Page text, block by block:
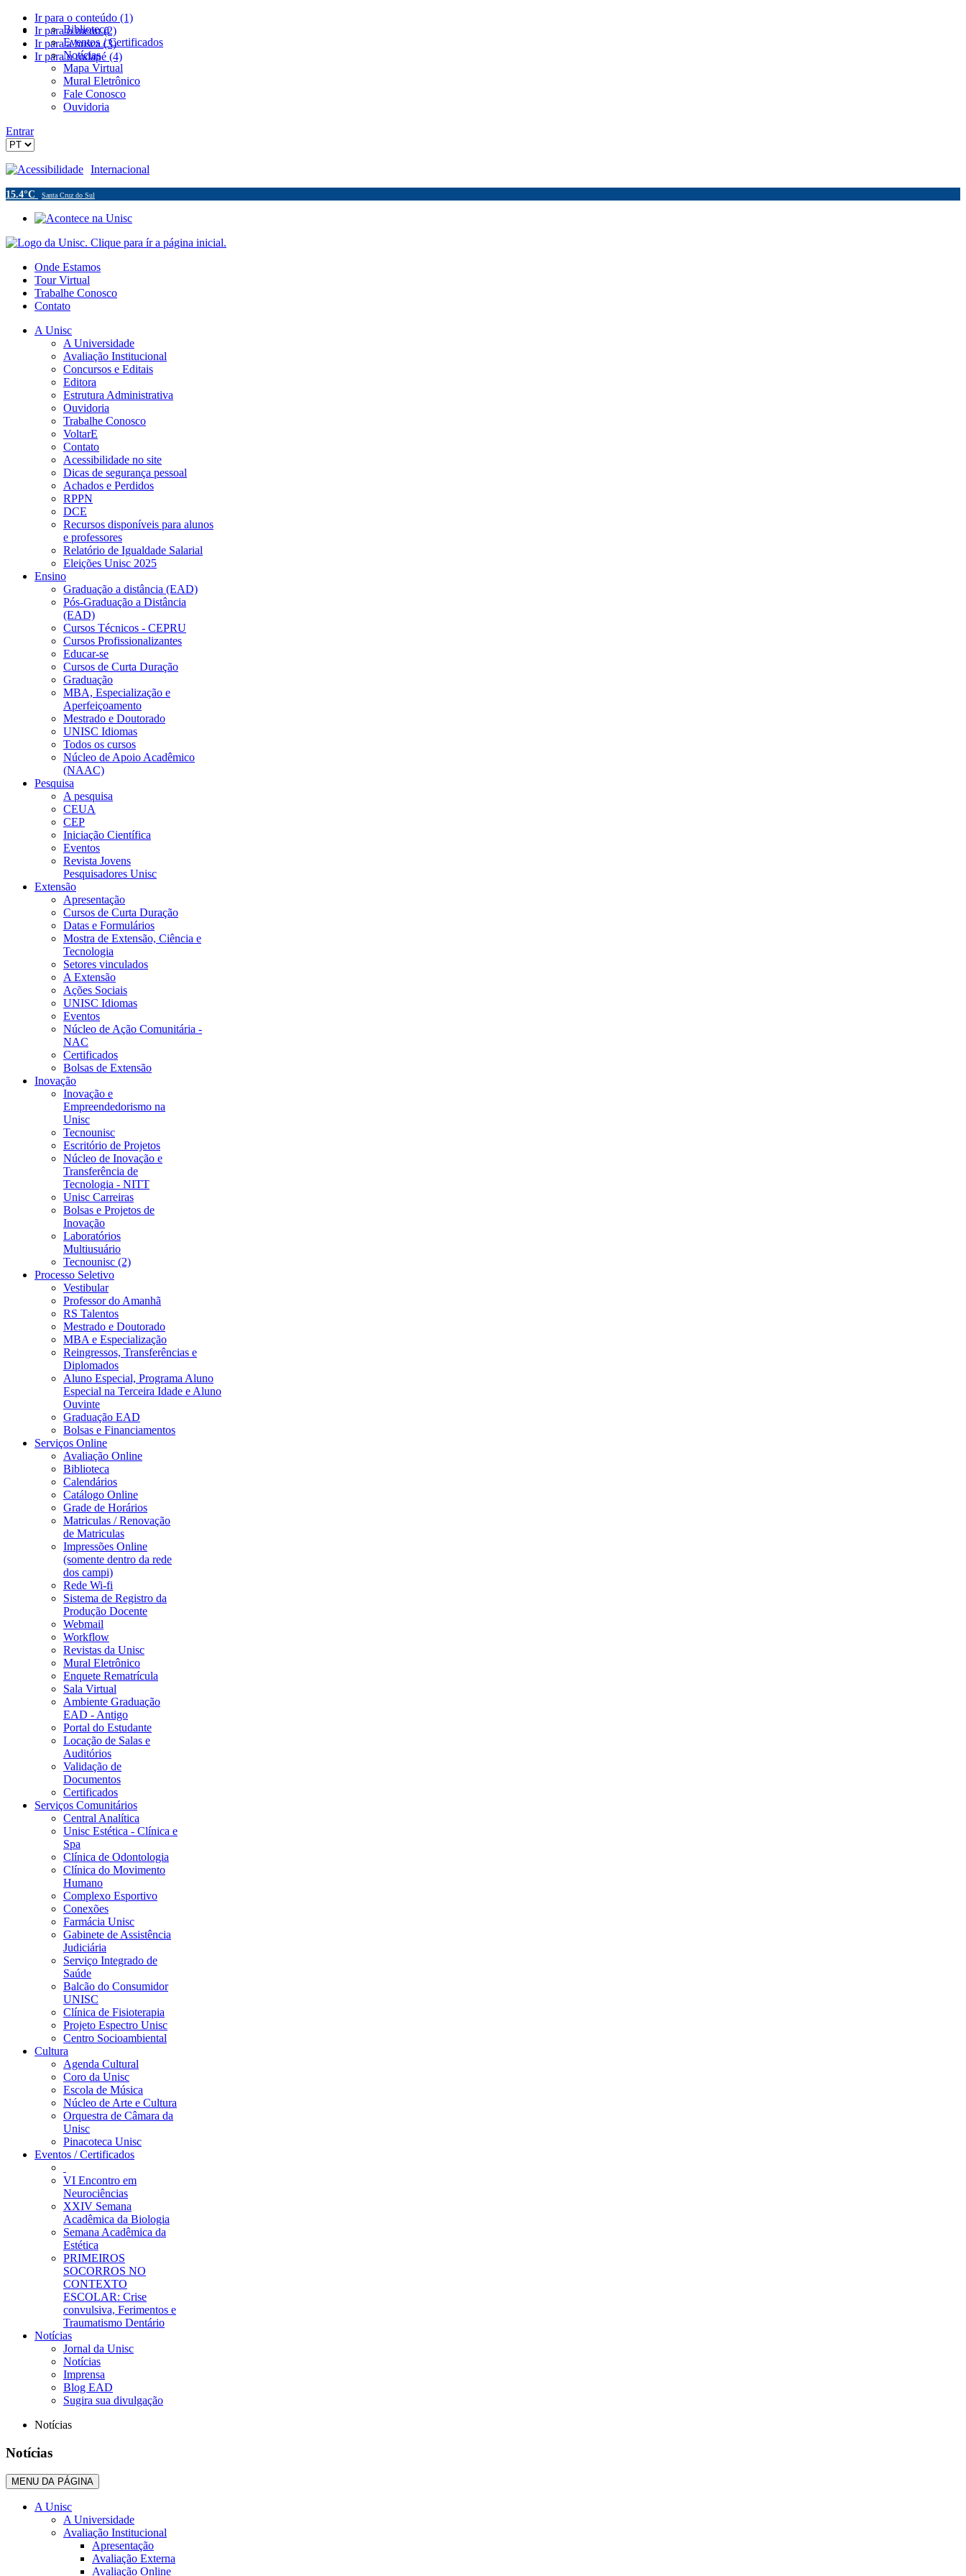
Ir para o conteúdo (1)
Ir para o menu (2)
Ir para a busca (3)
Ir para o rodapé (4)
Biblioteca
Eventos / Certificados
Notícias
Mapa Virtual
Mural Eletrônico
Fale Conosco
Ouvidoria
Entrar
Acessibilidade Internacional
15.4°C Santa Cruz do Sul
Onde Estamos
Tour Virtual
Trabalhe Conosco
Contato
A Unisc
A Universidade
Avaliação Institucional
Concursos e Editais
Editora
Estrutura Administrativa
Ouvidoria
Trabalhe Conosco
VoltarE
Contato
Acessibilidade no site
Dicas de segurança pessoal
Achados e Perdidos
RPPN
DCE
Recursos disponíveis para alunos
e professores
Relatório de Igualdade Salarial
Eleições Unisc 2025
Ensino
Graduação a distância (EAD)
Pós-Graduação a Distância
(EAD)
Cursos Técnicos - CEPRU
Cursos Profissionalizantes
Educar-se
Cursos de Curta Duração
Graduação
MBA, Especialização e
Aperfeiçoamento
Mestrado e Doutorado
UNISC Idiomas
Todos os cursos
Núcleo de Apoio Acadêmico
(NAAC)
Pesquisa
A pesquisa
CEUA
CEP
Iniciação Científica
Eventos
Revista Jovens
Pesquisadores Unisc
Extensão
Apresentação
Cursos de Curta Duração
Datas e Formulários
Mostra de Extensão, Ciência e
Tecnologia
Setores vinculados
A Extensão
Ações Sociais
UNISC Idiomas
Eventos
Núcleo de Ação Comunitária -
NAC
Certificados
Bolsas de Extensão
Inovação
Inovação e
Empreendedorismo na
Unisc
Tecnounisc
Escritório de Projetos
Núcleo de Inovação e
Transferência de
Tecnologia - NITT
Unisc Carreiras
Bolsas e Projetos de
Inovação
Laboratórios
Multiusuário
Tecnounisc (2)
Processo Seletivo
Vestibular
Professor do Amanhã
RS Talentos
Mestrado e Doutorado
MBA e Especialização
Reingressos, Transferências e
Diplomados
Aluno Especial, Programa Aluno
Especial na Terceira Idade e Aluno
Ouvinte
Graduação EAD
Bolsas e Financiamentos
Serviços Online
Avaliação Online
Biblioteca
Calendários
Catálogo Online
Grade de Horários
Matriculas / Renovação
de Matriculas
Impressões Online
(somente dentro da rede
dos campi)
Rede Wi-fi
Sistema de Registro da
Produção Docente
Webmail
Workflow
Revistas da Unisc
Mural Eletrônico
Enquete Rematrícula
Sala Virtual
Ambiente Graduação
EAD - Antigo
Portal do Estudante
Locação de Salas e
Auditórios
Validação de
Documentos
Certificados
Serviços Comunitários
Central Analítica
Unisc Estética - Clínica e
Spa
Clínica de Odontologia
Clínica do Movimento
Humano
Complexo Esportivo
Conexões
Farmácia Unisc
Gabinete de Assistência
Judiciária
Serviço Integrado de
Saúde
Balcão do Consumidor
UNISC
Clínica de Fisioterapia
Projeto Espectro Unisc
Centro Socioambiental
Cultura
Agenda Cultural
Coro da Unisc
Escola de Música
Núcleo de Arte e Cultura
Orquestra de Câmara da
Unisc
Pinacoteca Unisc
Eventos / Certificados
VI Encontro em
Neurociências
XXIV Semana
Acadêmica da Biologia
Semana Acadêmica da
Estética
PRIMEIROS
SOCORROS NO
CONTEXTO
ESCOLAR: Crise
convulsiva, Ferimentos e
Traumatismo Dentário
Notícias
Jornal da Unisc
Notícias
Imprensa
Blog EAD
Sugira sua divulgação
Notícias
Notícias
MENU DA PÁGINA
A Unisc
A Universidade
Avaliação Institucional
Apresentação
Avaliação Externa
Avaliação Online